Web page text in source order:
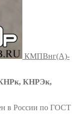
КМПВнг(А)-
КНРЭк,
в России по ГОСТ